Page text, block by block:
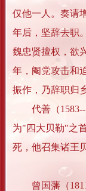
仅他一人。奏请
年后，坚辞去职
魏忠贤擅权，欲
年，阉党攻击和
振作，乃辞职归
代善（1583--
为"四大贝勒"之
死，他召集诸王
曾国藩（